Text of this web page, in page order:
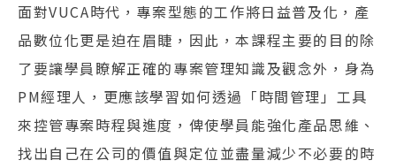
面對VUCA時代，專案型態的工作將日益普及化，產
品數位化更是迫在眉睫，因此，本課程主要的目的除
了要讓學員瞭解正確的專案管理知識及觀念外，身為
PM經理人，更應該學習如何透過「時間管理」工具
來控管專案時程與進度，俾使學員能強化產品思維、
找出自己在公司的價值與定位並盡量減少不必要的時